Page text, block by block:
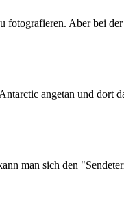
fotografieren. Aber bei
angetan und dort
man sich den